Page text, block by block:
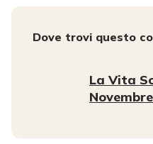
Dove trovi questo
La Vita